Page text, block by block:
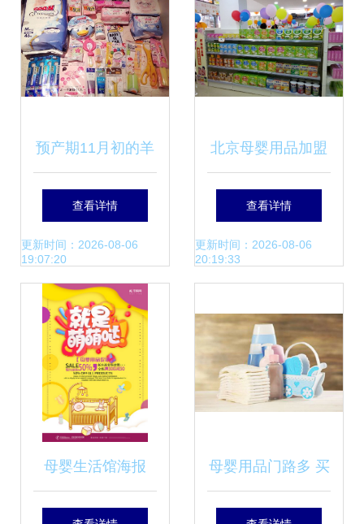
预产期11月初的羊
宝准麻麻囤货记 陆
陆续续的实用清单
分享
查看详情
更新时间：2026-08-06
19:07:20
北京母婴用品加盟
热门品牌盘点——
全球加盟网推荐
查看详情
更新时间：2026-08-06
20:19:33
母婴生活馆海报 母婴用品门路多 买
得多不如买得巧，